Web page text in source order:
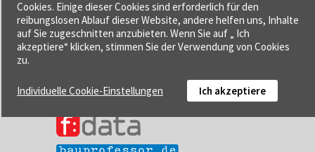
Kontakt
Impressum
Datenschutzerklärung
Urheberrecht und Haftung
Cookie-Einstellungen
Cookies. Einige dieser Cookies sind erforderlich für den
reibungslosen Ablauf dieser Website, andere helfen uns, Inhalte
auf Sie zugeschnitten anzubieten. Wenn Sie auf „ Ich
akzeptiere“ klicken, stimmen Sie der Verwendung von Cookies
zu.
Individuelle Cookie-Einstellungen Ich akzeptiere